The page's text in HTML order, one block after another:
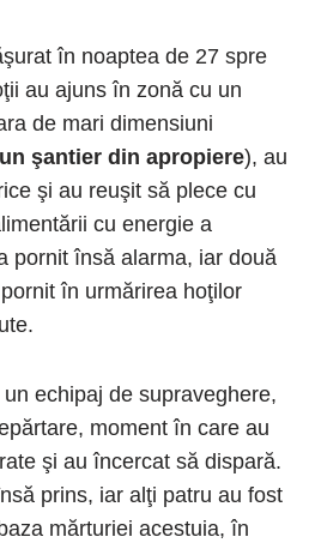
în noaptea de 27 spre
au ajuns în zonă cu un
de mari dimensiuni
şantier din apropiere), au
şi au reuşit să plece cu
cu energie a
pornit însă alarma, iar două
în urmărirea hoţilor
echipaj de supraveghere,
moment în care au
şi au încercat să dispară.
prins, iar alţi patru au fost
mărturiei acestuia, în